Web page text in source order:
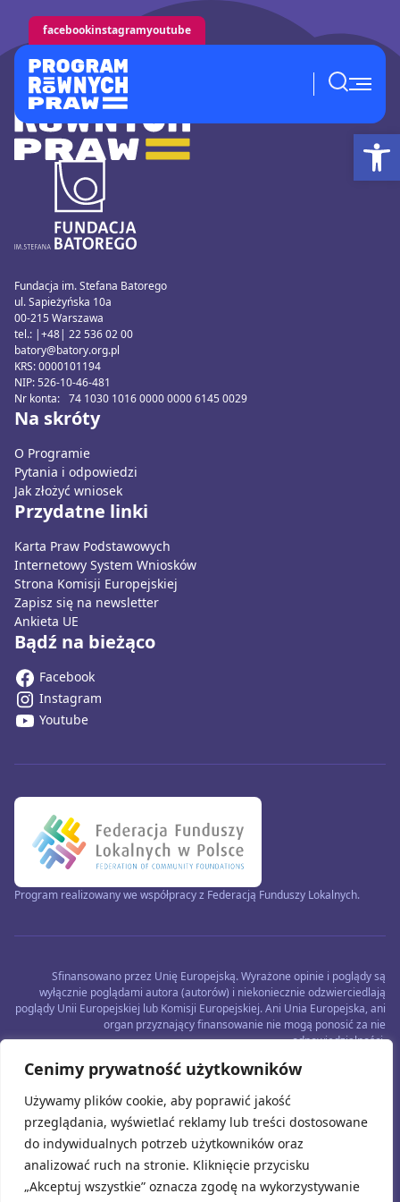
Cenimy prywatność użytkowników
Używamy plików cookie, aby poprawić jakość
przeglądania, wyświetlać reklamy lub treści dostosowane
do indywidualnych potrzeb użytkowników oraz
analizować ruch na stronie. Kliknięcie przycisku
„Akceptuj wszystkie” oznacza zgodę na wykorzystywanie
facebookinstagramyoutube
Fundacja im. Stefana Batorego
ul. Sapieżyńska 10a
00-215 Warszawa
tel.: |+48| 22 536 02 00
batory@batory.org.pl
KRS: 0000101194
NIP: 526-10-46-481
Nr konta: 74 1030 1016 0000 0000 6145 0029
Na skróty
O Programie
Pytania i odpowiedzi
Jak złożyć wniosek
Przydatne linki
Karta Praw Podstawowych
Internetowy System Wniosków
Strona Komisji Europejskiej
Zapisz się na newsletter
Ankieta UE
Bądź na bieżąco
Facebook
Instagram
Youtube
Program realizowany we współpracy z Federacją Funduszy Lokalnych.
Sfinansowano przez Unię Europejską. Wyrażone opinie i poglądy są
wyłącznie poglądami autora (autorów) i niekoniecznie odzwierciedlają
poglądy Unii Europejskiej lub Komisji Europejskiej. Ani Unia Europejska, ani
organ przyznający finansowanie nie mogą ponosić za nie
odpowiedzialności.